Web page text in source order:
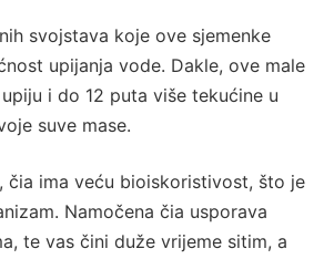
svojstava koje ove sjemenke
upijanja vode. Dakle, ove male
i do 12 puta više tekućine u
suve mase.
čia ima veću bioiskoristivost, što je
Namočena čia usporava
te vas čini duže vrijeme sitim, a